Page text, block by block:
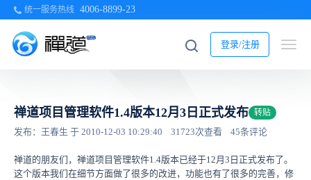
统一服务热线 4006-8899-23
登录/注册
禅道项目管理软件1.4版本12月3日正式发布 转贴
发布：王春生 于 2010-12-03 10:29:40 31723次查看 45条评论
禅道的朋友们，禅道项目管理软件1.4版本已经于12月3日正式发布了。
这个版本我们在细节方面做了很多的改进，功能也有了很多的完善，修